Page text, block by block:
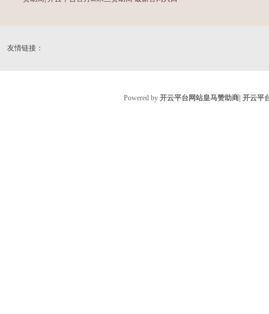
友情链接：
Powered by 开云平台网站皇马赞助商| 开云平